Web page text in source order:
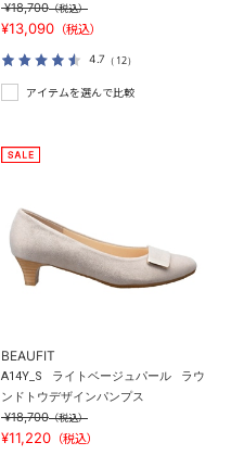
¥18,700（税込）
¥13,090 （税込）
4.7 （12）
アイテムを選んで比較
BEAUFIT
A14Y_S ライトベージュパール
ラウ
ンドトウデザインパンプス
¥18,700（税込）
¥11,220 （税込）